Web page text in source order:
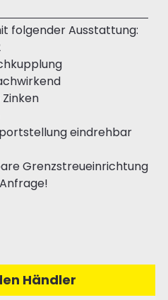
folgender Ausstattung:
eindrehbar
Grenzstreueinrichtung
Händler